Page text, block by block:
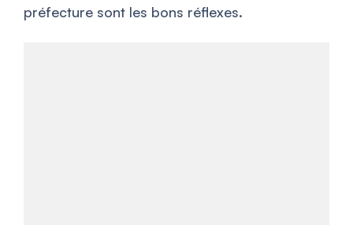
préfecture sont les bons réflexes.